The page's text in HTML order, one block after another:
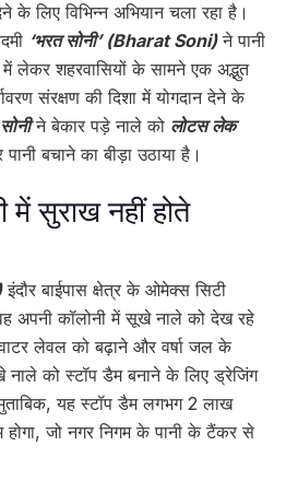
के लिए विभिन्न अभियान चला रहा है।
‘भरत सोनी’ (Bharat Soni)ने पानी
में लेकर शहरवासियों के सामने एक अद्भुत
संरक्षण की दिशा में योगदान देने के
ने बेकार पड़े नाले को लोटस लेक
बचाने का बीड़ा उठाया है।
में सुराख नहीं होते
इंदौर बाईपास क्षेत्र के ओमेक्स सिटी
अपनी कॉलोनी में सूखे नाले को देख रहे
लेवल को बढ़ाने और वर्षा जल के
नाले को स्टॉप डैम बनाने के लिए ड्रेजिंग
यह स्टॉप डैम लगभग 2 लाख
होगा, जो नगर निगम के पानी के टैंकर से